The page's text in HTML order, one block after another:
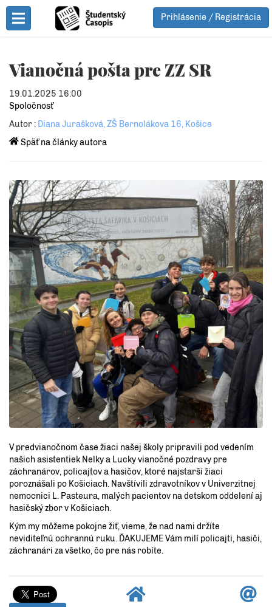
Toggle Menu
Prihlásenie / Registrácia
Vianočná pošta pre ZZ SR
19.01.2025 16:00
Spoločnosť
Autor : Diana Jurašková, ZŠ Bernolákova 16, Košice
Späť na články autora
V predvianočnom čase žiaci našej školy pripravili pod vedením
našich asistentiek Nelky a Lucky vianočné pozdravy pre
záchranárov, policajtov a hasičov, ktoré najstarší žiaci
poroznášali po Košiciach. Navštívili zdravotníkov v Univerzitnej
nemocnici L. Pasteura, malých pacientov na detskom oddelení aj
hasičský zbor v Košiciach.
Kým my môžeme pokojne žiť, vieme, že nad nami držíte
neviditeľnú ochrannú ruku. ĎAKUJEME Vám milí policajti, hasiči,
záchranári za všetko, čo pre nás robíte.